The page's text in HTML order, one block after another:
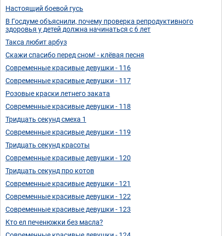
Настоящий боевой гусь
В Госдуме объяснили, почему проверка репродуктивного
здоровья у детей должна начинаться с 6 лет
Такса любит арбуз
Скажи спасибо перед сном! - клёвая песня
Современные красивые девушки - 116
Современные красивые девушки - 117
Розовые краски летнего заката
Современные красивые девушки - 118
Тридцать секунд смеха 1
Современные красивые девушки - 119
Тридцать секунд красоты
Современные красивые девушки - 120
Тридцать секунд про котов
Современные красивые девушки - 121
Современные красивые девушки - 122
Современные красивые девушки - 123
Кто ел печенюжки без масла?